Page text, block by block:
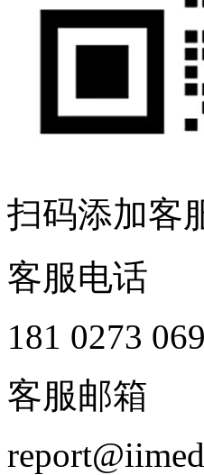
扫码添加客
客服电话
181 0273
客服邮箱